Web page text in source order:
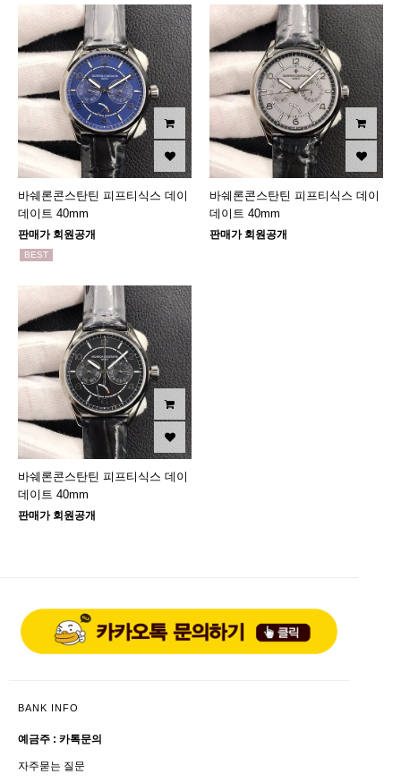
바쉐론콘스탄틴 피프티식스 데이
데이트 40mm
판매가 회원공개
BEST
바쉐론콘스탄틴 피프티식스 데이
데이트 40mm
판매가 회원공개
바쉐론콘스탄틴 피프티식스 데이
데이트 40mm
판매가 회원공개
BANK INFO
예금주 : 카톡문의
자주묻는 질문